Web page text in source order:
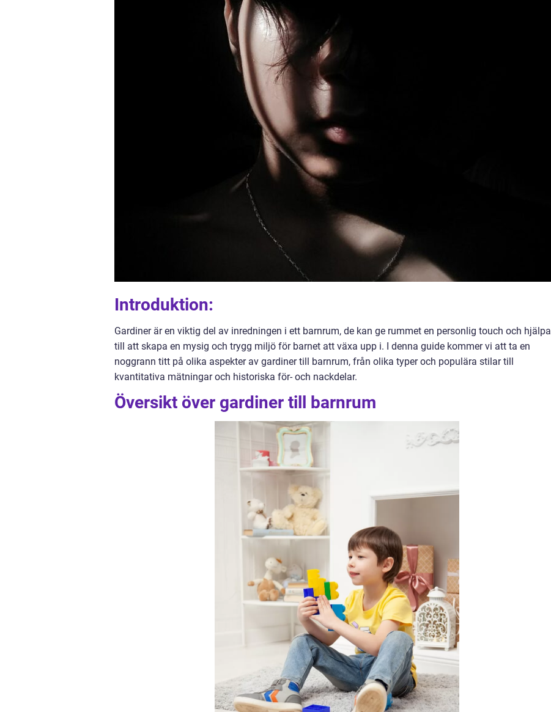
Introduktion:
Gardiner är en viktig del av inredningen i ett barnrum, de kan ge rummet en personlig touch och hjälpa
till att skapa en mysig och trygg miljö för barnet att växa upp i. I denna guide kommer vi att ta en
noggrann titt på olika aspekter av gardiner till barnrum, från olika typer och populära stilar till
kvantitativa mätningar och historiska för- och nackdelar.
Översikt över gardiner till barnrum